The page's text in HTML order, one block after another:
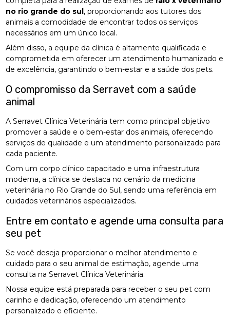
no rio grande do sul , proporcionando aos tutores dos
animais a comodidade de encontrar todos os serviços
necessários em um único local.
Além disso, a equipe da clínica é altamente qualificada e
comprometida em oferecer um atendimento humanizado e
de excelência, garantindo o bem-estar e a saúde dos pets.
O compromisso da Serravet com a saúde
animal
A Serravet Clínica Veterinária tem como principal objetivo
promover a saúde e o bem-estar dos animais, oferecendo
serviços de qualidade e um atendimento personalizado para
cada paciente.
Com um corpo clínico capacitado e uma infraestrutura
moderna, a clínica se destaca no cenário da medicina
veterinária no Rio Grande do Sul, sendo uma referência em
cuidados veterinários especializados.
Entre em contato e agende uma consulta para
seu pet
Se você deseja proporcionar o melhor atendimento e
cuidado para o seu animal de estimação, agende uma
consulta na Serravet Clínica Veterinária.
Nossa equipe está preparada para receber o seu pet com
carinho e dedicação, oferecendo um atendimento
personalizado e eficiente.